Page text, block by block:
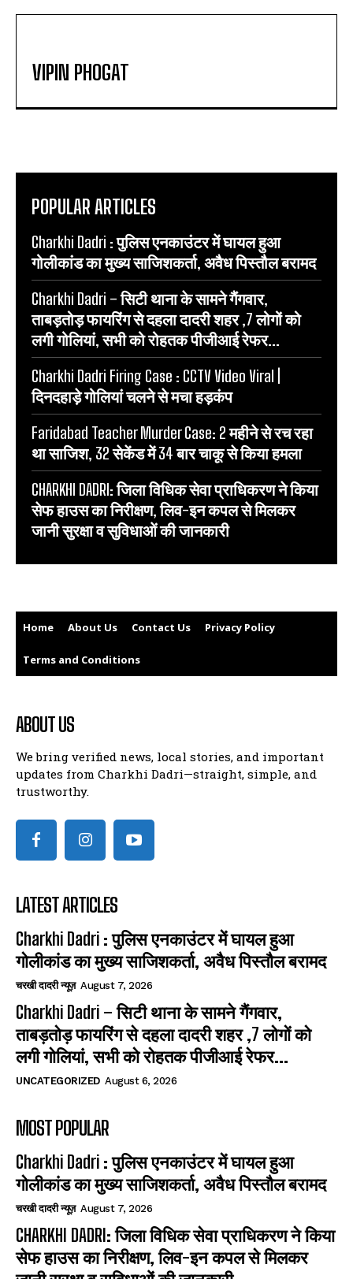
VIPIN PHOGAT
POPULAR ARTICLES
Charkhi Dadri : पुलिस एनकाउंटर में घायल हुआ
गोलीकांड का मुख्य साजिशकर्ता, अवैध पिस्तौल बरामद
Charkhi Dadri – सिटी थाना के सामने गैंगवार,
ताबड़तोड़ फायरिंग से दहला दादरी शहर ,7 लोगों को
लगी गोलियां, सभी को रोहतक पीजीआई रेफर...
Charkhi Dadri Firing Case : CCTV Video Viral |
दिनदहाड़े गोलियां चलने से मचा हड़कंप
Faridabad Teacher Murder Case: 2 महीने से रच रहा
था साजिश, 32 सेकेंड में 34 बार चाकू से किया हमला
CHARKHI DADRI: जिला विधिक सेवा प्राधिकरण ने किया
सेफ हाउस का निरीक्षण, लिव-इन कपल से मिलकर
जानी सुरक्षा व सुविधाओं की जानकारी
Home About Us Contact Us Privacy Policy
Terms and Conditions
ABOUT US
We bring verified news, local stories, and important
updates from Charkhi Dadri—straight, simple, and
trustworthy.
LATEST ARTICLES
Charkhi Dadri : पुलिस एनकाउंटर में घायल हुआ
गोलीकांड का मुख्य साजिशकर्ता, अवैध पिस्तौल बरामद
चरखी दादरी न्यूज़ August 7, 2026
Charkhi Dadri – सिटी थाना के सामने गैंगवार,
ताबड़तोड़ फायरिंग से दहला दादरी शहर ,7 लोगों को
लगी गोलियां, सभी को रोहतक पीजीआई रेफर...
UNCATEGORIZED August 6, 2026
MOST POPULAR
Charkhi Dadri : पुलिस एनकाउंटर में घायल हुआ
गोलीकांड का मुख्य साजिशकर्ता, अवैध पिस्तौल बरामद
चरखी दादरी न्यूज़ August 7, 2026
CHARKHI DADRI: जिला विधिक सेवा प्राधिकरण ने किया
सेफ हाउस का निरीक्षण, लिव-इन कपल से मिलकर